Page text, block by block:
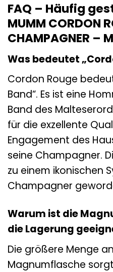
FAQ – Häufig
MUMM CORDON
CHAMPAGNER –
Was bedeutet
Cordon Rouge
Band“. Es ist eine
Band des
für die exzellente
Engagement des
seine Champagner.
zu einem ikonischen
Champagner
Warum ist die
die Lagerung
Die größere Menge
Magnumflasche